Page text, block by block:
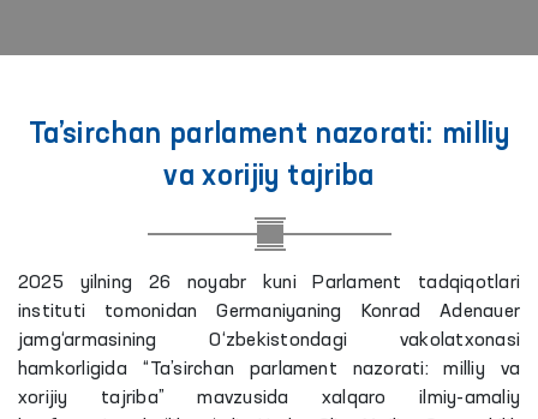
Ta’sirchan parlament nazorati: milliy
va xorijiy tajriba
2025 yilning 26 noyabr kuni Parlament tadqiqotlari
instituti tomonidan Germaniyaning Konrad Adenauer
jamg‘armasining O‘zbekistondagi vakolatxonasi
hamkorligida “Ta’sirchan parlament nazorati: milliy va
xorijiy tajriba” mavzusida xalqaro ilmiy-amaliy